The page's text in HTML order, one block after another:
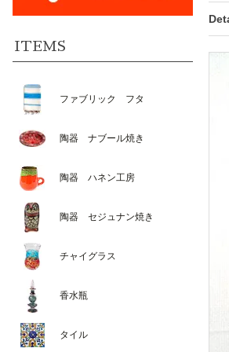
ITEMS
ファブリック フタ
陶器 ナブール焼き
陶器 ハネン工房
陶器 セジュナン焼き
チャイグラス
香水瓶
タイル